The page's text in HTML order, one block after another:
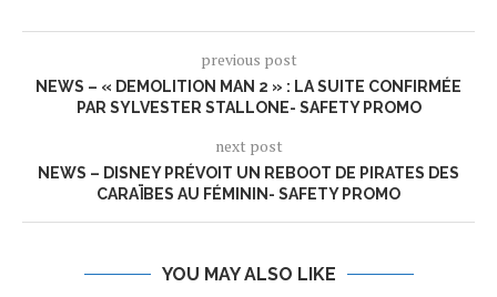
previous post
NEWS – « DEMOLITION MAN 2 » : LA SUITE CONFIRMÉE
PAR SYLVESTER STALLONE- SAFETY PROMO
next post
NEWS – DISNEY PRÉVOIT UN REBOOT DE PIRATES DES
CARAÏBES AU FÉMININ- SAFETY PROMO
YOU MAY ALSO LIKE